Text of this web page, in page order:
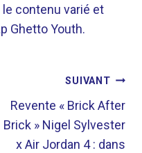
contenu varié et
Ghetto Youth.
SUIVANT
Revente « Brick After
Brick » Nigel Sylvester
x Air Jordan 4 : dans